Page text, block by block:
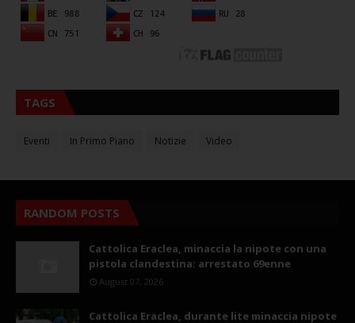
TAGS
Eventi In Primo Piano Notizie Video
RANDOM POSTS
Cattolica Eraclea, minaccia la nipote con una
pistola clandestina: arrestato 69enne
August 07, 2026
Cattolica Eraclea, durante lite minaccia nipote